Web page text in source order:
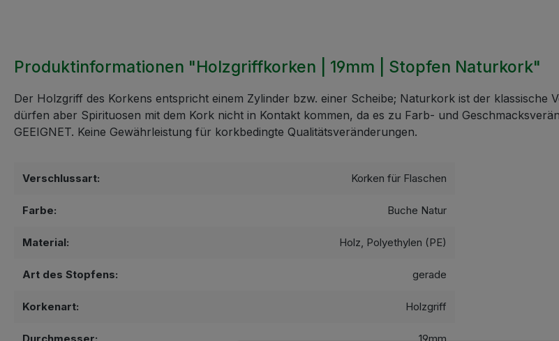
Produktinformationen "Holzgriffkorken | 19mm | Stopfen Naturkork"
Der Holzgriff des Korkens entspricht einem Zylinder bzw. einer Scheibe; Naturkork ist der klassische
dürfen aber Spirituosen mit dem Kork nicht in Kontakt kommen, da es zu Farb- und
GEEIGNET. Keine Gewährleistung für korkbedingte Qualitätsveränderungen.
Verschlussart: Korken für Flaschen
Farbe: Buche Natur
Material: Holz, Polyethylen (PE)
Art des Stopfens: gerade
Korkenart: Holzgriff
Durchmesser: 19mm